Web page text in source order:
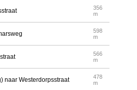
356
m
598
m
566
m
naar Westerdorpsstraat
478
m